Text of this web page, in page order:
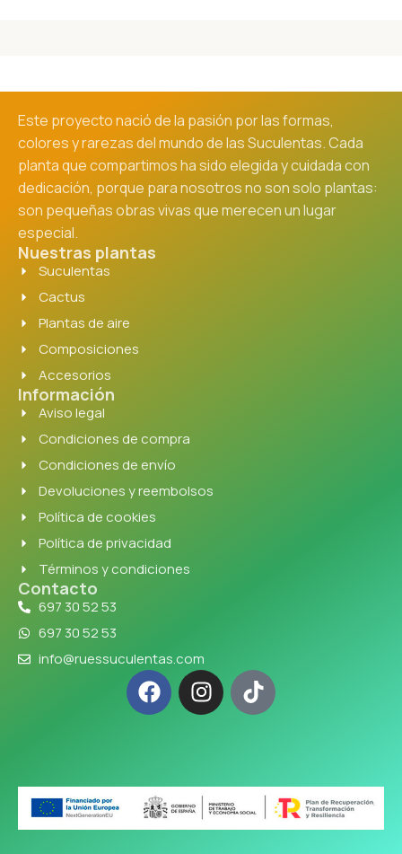
Este proyecto nació de la pasión por las formas,
colores y rarezas del mundo de las Suculentas. Cada
planta que compartimos ha sido elegida y cuidada con
dedicación, porque para nosotros no son solo plantas:
son pequeñas obras vivas que merecen un lugar
especial.
Nuestras plantas
Suculentas
Cactus
Plantas de aire
Composiciones
Accesorios
Información
Aviso legal
Condiciones de compra
Condiciones de envío
Devoluciones y reembolsos
Política de cookies
Política de privacidad
Términos y condiciones
Contacto
697 30 52 53
697 30 52 53
info@ruessuculentas.com